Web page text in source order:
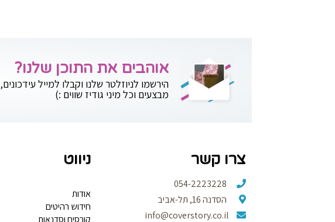
אוהבים את התוכן שלנו?
הירשמו לניוזלטר שלנו וקבלו למייל עידכונים,
מבצעים וכל מיני גודיז שווים :)
צרו קשר
הסדנה 16, תל-אביב
ניווט
אודות
חידוש רהיטים
קורסים וסדנאות